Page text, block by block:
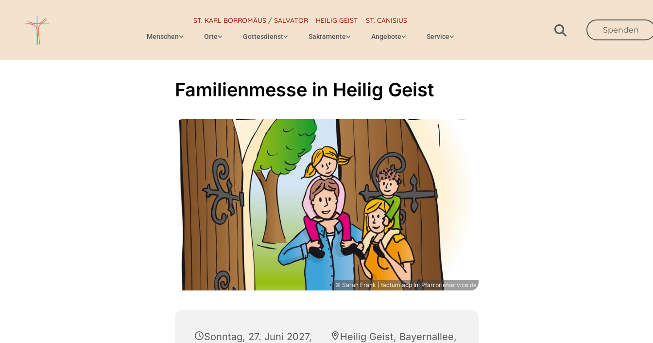
ST. KARL BORROMÄUS / SALVATOR HEILIG GEIST ST. CANISIUS
Menschen Orte Gottesdienst Sakramente Angebote Service
Spenden
Familienmesse in Heilig Geist
© Sarah Frank | factum.adp In: Pfarrbriefservice.de
Sonntag, 27. Juni 2027,
Heilig Geist, Bayernallee,